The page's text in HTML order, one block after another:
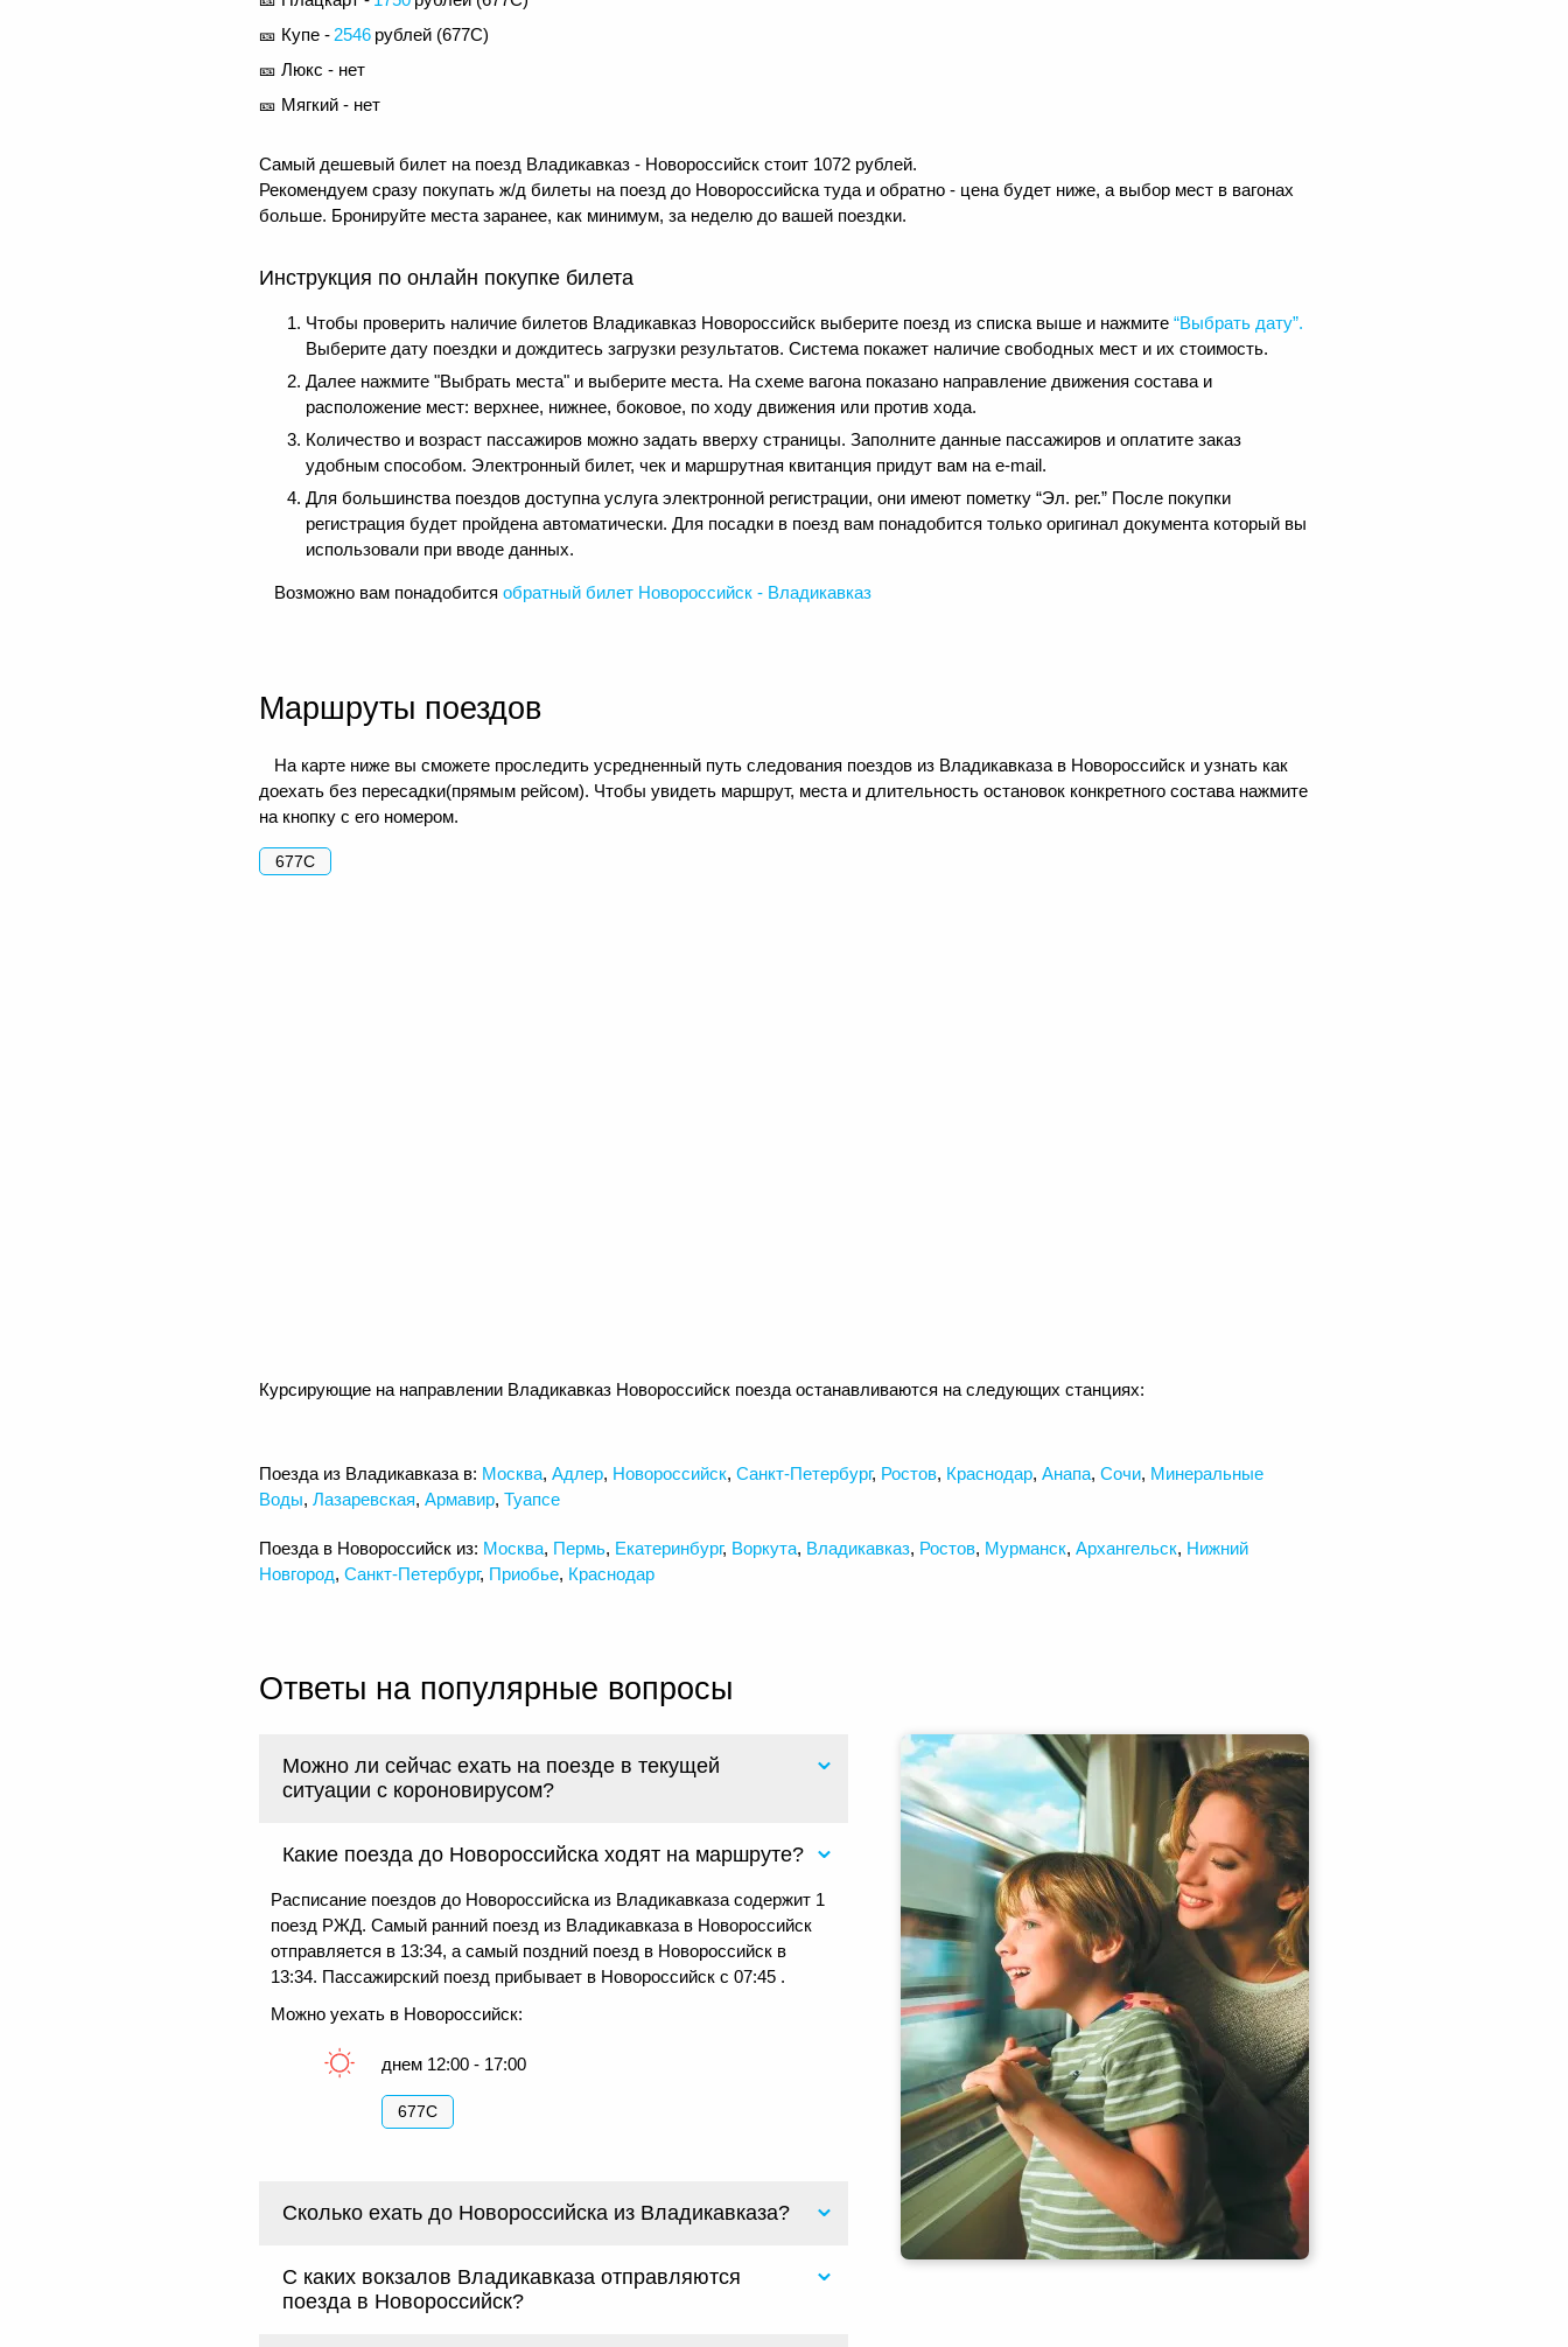
🎫 Купе - 2546 рублей (677С)
🎫 Люкс - нет
🎫 Мягкий - нет
Самый дешевый билет на поезд Владикавказ - Новороссийск стоит 1072 рублей.
Рекомендуем сразу покупать ж/д билеты на поезд до Новороссийска туда и обратно - цена будет ниже, а выбор мест в вагонах
больше. Бронируйте места заранее, как минимум, за неделю до вашей поездки.
Инструкция по онлайн покупке билета
Чтобы проверить наличие билетов Владикавказ Новороссийск выберите поезд из списка выше и нажмите “Выбрать дату”.
Выберите дату поездки и дождитесь загрузки результатов. Система покажет наличие свободных мест и их стоимость.
Далее нажмите "Выбрать места" и выберите места. На схеме вагона показано направление движения состава и
расположение мест: верхнее, нижнее, боковое, по ходу движения или против хода.
Количество и возраст пассажиров можно задать вверху страницы. Заполните данные пассажиров и оплатите заказ
удобным способом. Электронный билет, чек и маршрутная квитанция придут вам на e-mail.
Для большинства поездов доступна услуга электронной регистрации, они имеют пометку “Эл. рег.” После покупки
регистрация будет пройдена автоматически. Для посадки в поезд вам понадобится только оригинал документа который вы
использовали при вводе данных.
Возможно вам понадобится обратный билет Новороссийск - Владикавказ
Маршруты поездов
На карте ниже вы сможете проследить усредненный путь следования поездов из Владикавказа в Новороссийск и узнать как
доехать без пересадки(прямым рейсом). Чтобы увидеть маршрут, места и длительность остановок конкретного состава нажмите
на кнопку с его номером.
677С
Курсирующие на направлении Владикавказ Новороссийск поезда останавливаются на следующих станциях:
Поезда из Владикавказа в: Москва, Адлер, Новороссийск, Санкт-Петербург, Ростов, Краснодар, Анапа, Сочи, Минеральные
Воды, Лазаревская, Армавир, Туапсе
Поезда в Новороссийск из: Москва, Пермь, Екатеринбург, Воркута, Владикавказ, Ростов, Мурманск, Архангельск, Нижний
Новгород, Санкт-Петербург, Приобье, Краснодар
Ответы на популярные вопросы
Можно ли сейчас ехать на поезде в текущей
ситуации с короновирусом?
Какие поезда до Новороссийска ходят на маршруте?
Расписание поездов до Новороссийска из Владикавказа содержит 1
поезд РЖД. Самый ранний поезд из Владикавказа в Новороссийск
отправляется в 13:34, а самый поздний поезд в Новороссийск в
13:34. Пассажирский поезд прибывает в Новороссийск с 07:45 .
Можно уехать в Новороссийск:
днем 12:00 - 17:00
677С
Сколько ехать до Новороссийска из Владикавказа?
С каких вокзалов Владикавказа отправляются
поезда в Новороссийск?